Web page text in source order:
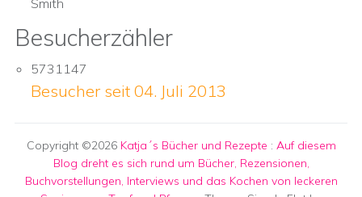
Smith
Besucherzähler
5731147
Besucher seit 04. Juli 2013
Copyright ©2026 Katja´s Bücher und Rezepte : Auf diesem
Blog dreht es sich rund um Bücher, Rezensionen,
Buchvorstellungen, Interviews und das Kochen von leckeren